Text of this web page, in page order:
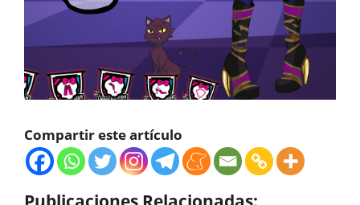
Compartir este artículo